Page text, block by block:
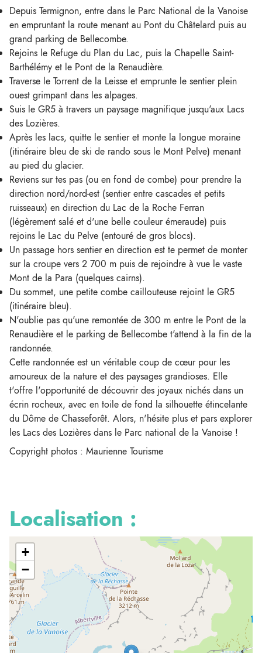
Depuis Termignon, entre dans le Parc National de la Vanoise
en empruntant la route menant au Pont du Châtelard puis au
grand parking de Bellecombe.
Rejoins le Refuge du Plan du Lac, puis la Chapelle Saint-
Barthélémy et le Pont de la Renaudière.
Traverse le Torrent de la Leisse et emprunte le sentier plein
ouest grimpant dans les alpages.
Suis le GR5 à travers un paysage magnifique jusqu'aux Lacs
des Lozières.
Après les lacs, quitte le sentier et monte la longue moraine
(itinéraire bleu de ski de rando sous le Mont Pelve) menant
au pied du glacier.
Reviens sur tes pas (ou en fond de combe) pour prendre la
direction nord/nord-est (sentier entre cascades et petits
ruisseaux) en direction du Lac de la Roche Ferran
(légèrement salé et d'une belle couleur émeraude) puis
rejoins le Lac du Pelve (entouré de gros blocs).
Un passage hors sentier en direction est te permet de monter
sur la croupe vers 2 700 m puis de rejoindre à vue le vaste
Mont de la Para (quelques cairns).
Du sommet, une petite combe caillouteuse rejoint le GR5
(itinéraire bleu).
N'oublie pas qu'une remontée de 300 m entre le Pont de la
Renaudière et le parking de Bellecombe t'attend à la fin de la
randonnée.
Cette randonnée est un véritable coup de cœur pour les
amoureux de la nature et des paysages grandioses. Elle
t'offre l'opportunité de découvrir des joyaux nichés dans un
écrin rocheux, avec en toile de fond la silhouette étincelante
du Dôme de Chasseforêt. Alors, n'hésite plus et pars explorer
les Lacs des Lozières dans le Parc national de la Vanoise !
Copyright photos : Maurienne Tourisme
Localisation :
+
−